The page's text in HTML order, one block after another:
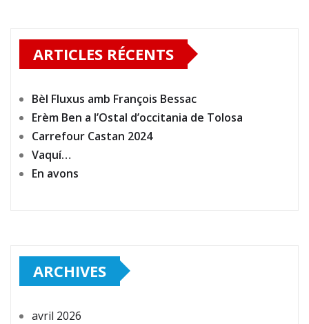
ARTICLES RÉCENTS
Bèl Fluxus amb François Bessac
Erèm Ben a l’Ostal d’occitania de Tolosa
Carrefour Castan 2024
Vaquí…
En avons
ARCHIVES
avril 2026